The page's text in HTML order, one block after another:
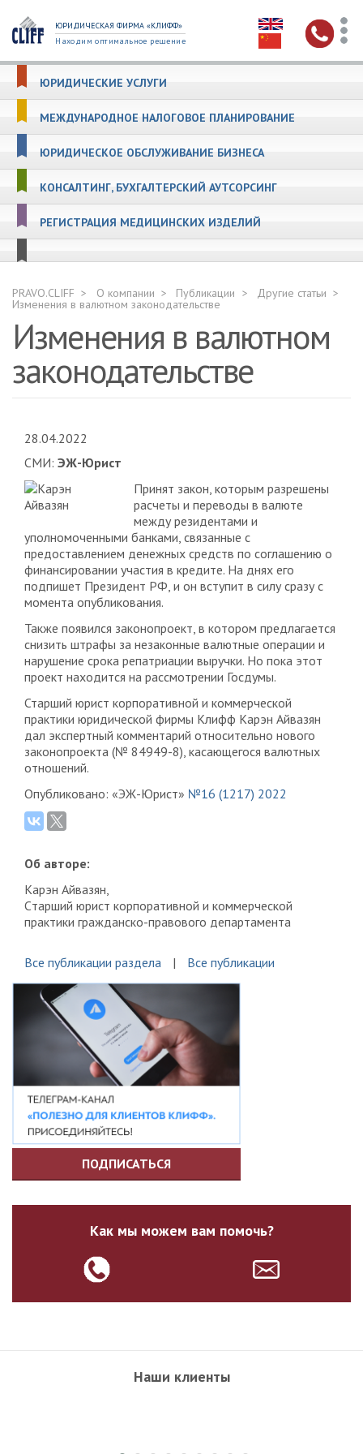
ЮРИДИЧЕСКАЯ ФИРМА «КЛИФФ»
Находим оптимальное решение
ЮРИДИЧЕСКИЕ УСЛУГИ
МЕЖДУНАРОДНОЕ НАЛОГОВОЕ ПЛАНИРОВАНИЕ
ЮРИДИЧЕСКОЕ ОБСЛУЖИВАНИЕ БИЗНЕСА
КОНСАЛТИНГ, БУХГАЛТЕРСКИЙ АУТСОРСИНГ
РЕГИСТРАЦИЯ МЕДИЦИНСКИХ ИЗДЕЛИЙ
PRAVO.CLIFF О компании Публикации Другие статьи
Изменения в валютном законодательстве
Изменения в валютном
законодательстве
28.04.2022
СМИ: ЭЖ-Юрист
Принят закон, которым разрешены
расчеты и переводы в валюте
между резидентами и
уполномоченными банками, связанные с
предоставлением денежных средств по соглашению о
финансировании участия в кредите. На днях его
подпишет Президент РФ, и он вступит в силу сразу с
момента опубликования.
Также появился законопроект, в котором предлагается
снизить штрафы за незаконные валютные операции и
нарушение срока репатриации выручки. Но пока этот
проект находится на рассмотрении Госдумы.
Старший юрист корпоративной и коммерческой
практики юридической фирмы Клифф Карэн Айвазян
дал экспертный комментарий относительно нового
законопроекта (№ 84949-8), касающегося валютных
отношений.
Опубликовано: «ЭЖ-Юрист» №16 (1217) 2022
Об авторе:
Карэн Айвазян,
Cтарший юрист корпоративной и коммерческой
практики гражданско-правового департамента
Все публикации раздела Все публикации
ПОДПИСАТЬСЯ
Как мы можем вам помочь?
Наши клиенты